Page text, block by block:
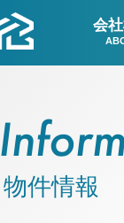
会
物件情報